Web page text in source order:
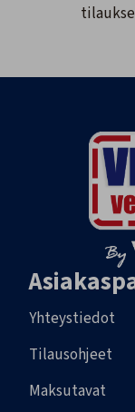
Yhteystiedot
Tilausohjeet
Maksutavat